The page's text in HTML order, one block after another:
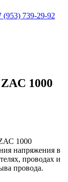
(953) 739-29-92
1000
1000
напряжения в
проводах и
провода.